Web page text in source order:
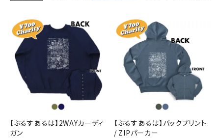
【ぷるすあるは】2WAYカーディ
ガン
【ぷるすあるは】バックプリント
/ ZIPパーカー